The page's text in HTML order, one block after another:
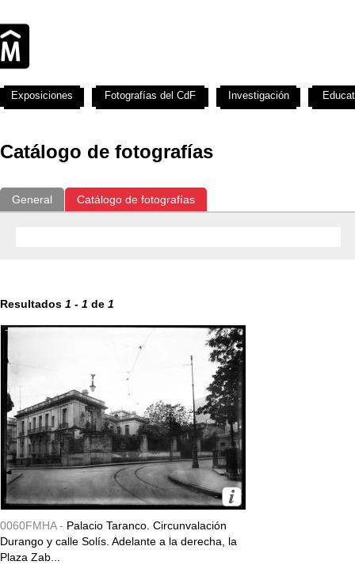
Catálogo de fotografías
General Catálogo de fotografías
Resultados 1 - 1 de 1
0060FMHA - Palacio Taranco. Circunvalación
Durango y calle Solís. Adelante a la derecha, la
Plaza Zab...
Exposiciones Fotografías del CdF Investigación